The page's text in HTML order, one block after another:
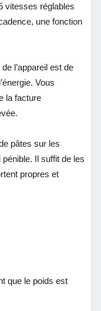
vitesses réglables
une fonction
l’appareil est de
Vous
la facture
pâtes sur les
Il suffit de les
propres et
que le poids est